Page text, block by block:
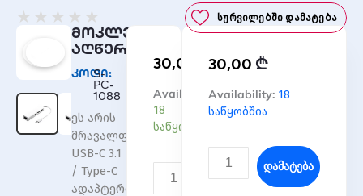
★ ★ ★ ★ ★
0
out
5
Სურვილებში Დამატება
მოკლე
აღწერა
კოდი:
S-
PC-
1088
ეს არის
მრავალფუნქციური
USB-C 3.1
/ Type-C
ადაპტერი,
30,00 ₾
Availability:
18
საწყობშია
რაოდენობა:
ქსელის
13cm
Დამატება
30,00 ₾
Availability: 18
საწყობშია
რაოდენობა:
ქსელის
Დამატება